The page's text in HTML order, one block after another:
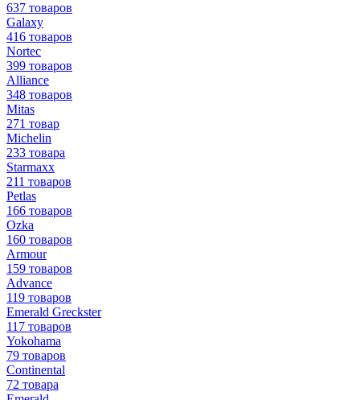
637 товаров
Galaxy
416 товаров
Nortec
399 товаров
Alliance
348 товаров
Mitas
271 товар
Michelin
233 товара
Starmaxx
211 товаров
Petlas
166 товаров
Ozka
160 товаров
Armour
159 товаров
Advance
119 товаров
Emerald Greckster
117 товаров
Yokohama
79 товаров
Continental
72 товара